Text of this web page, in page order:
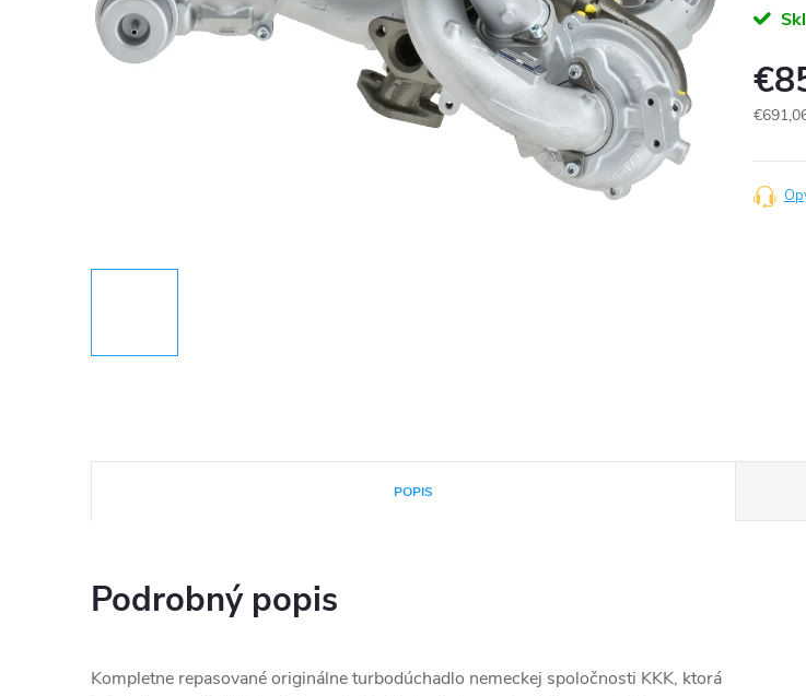
cena:
POPIS
Podrobný popis
Kompletne repasované originálne turbodúchadlo nemeckej spoločnosti KKK, ktorá